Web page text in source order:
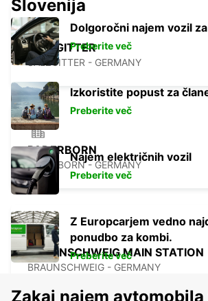
SALZGITTER
SALZGITTER - GERMANY
PADERBORN
PADERBORN - GERMANY
BRAUNSCHWEIG MAIN STATION
BRAUNSCHWEIG - GERMANY
Slovenija
Dolgoročni najem vozil
Preberite več
Izkoristite popust za
Preberite več
Najem električnih vozil
Preberite več
Z Europcarjem vedno
ponudbo za kombi.
Preberite več
Zakaj najem avtomobila